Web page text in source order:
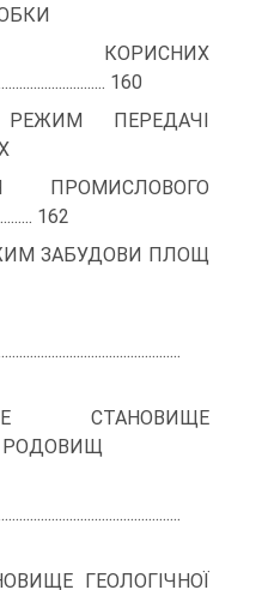
КОРИСНИХ
160
ПЕРЕДАЧІ
162
ЗАБУДОВИ ПЛОЩ
СТАНОВИЩЕ
РОДОВИЩ
ГЕОЛОГІЧНОЇ